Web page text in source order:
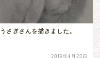
うさぎさんを描きました。
2019年4月20日